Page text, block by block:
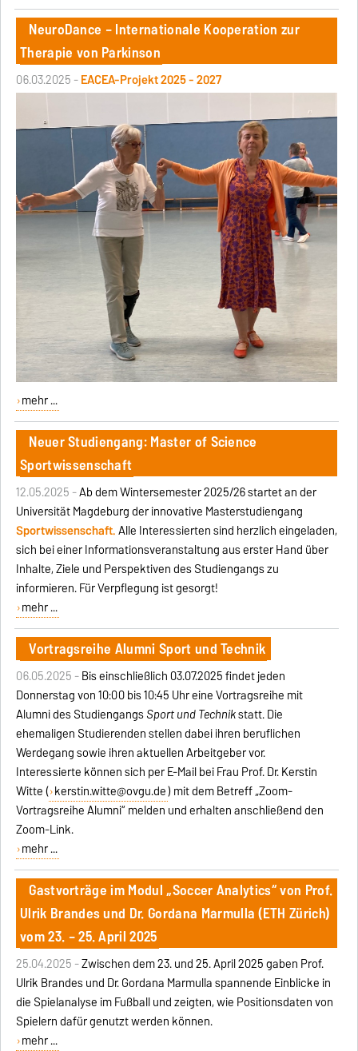
NeuroDance – Internationale Kooperation zur
Therapie von Parkinson
06.03.2025 -EACEA-Projekt 2025 - 2027
mehr ...
Neuer Studiengang: Master of Science
Sportwissenschaft
12.05.2025 -Ab dem Wintersemester 2025/26 startet an der
Universität Magdeburg der innovative Masterstudiengang
Sportwissenschaft.Alle Interessierten sind herzlich eingeladen,
sich bei einer Informationsveranstaltung aus erster Hand über
Inhalte, Ziele und Perspektiven des Studiengangs zu
informieren. Für Verpflegung ist gesorgt!
mehr ...
Vortragsreihe Alumni Sport und Technik
06.05.2025 -Bis einschließlich 03.07.2025 findet jeden
Donnerstag von 10:00 bis 10:45 Uhr eine Vortragsreihe mit
Alumni des StudiengangsSport und Technikstatt. Die
ehemaligen Studierenden stellen dabei ihren beruflichen
Werdegang sowie ihren aktuellen Arbeitgeber vor.
Interessierte können sich per E-Mail bei Frau Prof. Dr. Kerstin
Witte ( kerstin.witte@ovgu.de) mit dem Betreff „Zoom-
Vortragsreihe Alumni“ melden und erhalten anschließend den
Zoom-Link.
mehr ...
Gastvorträge im Modul „Soccer Analytics“ von Prof.
Ulrik Brandes und Dr. Gordana Marmulla (ETH Zürich)
vom 23. – 25. April 2025
25.04.2025 -Zwischen dem 23. und 25. April 2025 gaben Prof.
Ulrik Brandes und Dr. Gordana Marmulla spannende Einblicke in
die Spielanalyse im Fußball und zeigten, wie Positionsdaten von
Spielern dafür genutzt werden können.
mehr ...